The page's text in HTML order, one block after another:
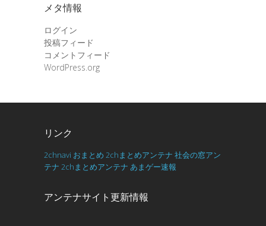
メタ情報
ログイン
投稿フィード
コメントフィード
WordPress.org
リンク
2chnavi おまとめ 2chまとめアンテナ 社会の窓アン
テナ 2chまとめアンテナ あまゲー速報
アンテナサイト更新情報